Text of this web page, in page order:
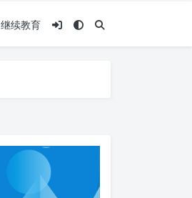
继续教育